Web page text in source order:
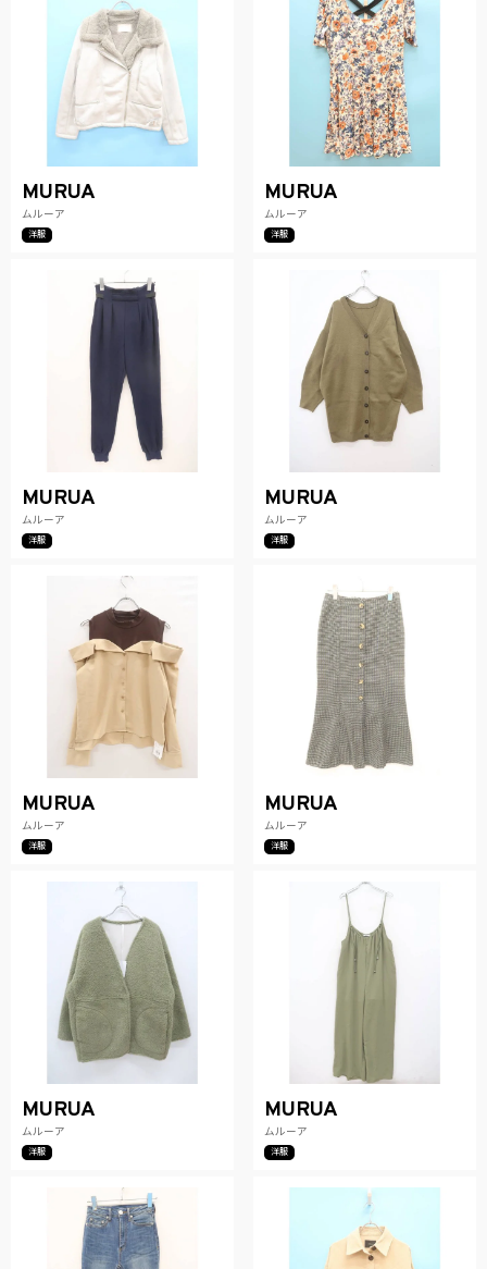
MURUA
ムルーア
洋服
MURUA
ムルーア
洋服
MURUA
ムルーア
洋服
MURUA
ムルーア
洋服
MURUA
ムルーア
洋服
MURUA
ムルーア
洋服
MURUA
ムルーア
洋服
MURUA
ムルーア
洋服